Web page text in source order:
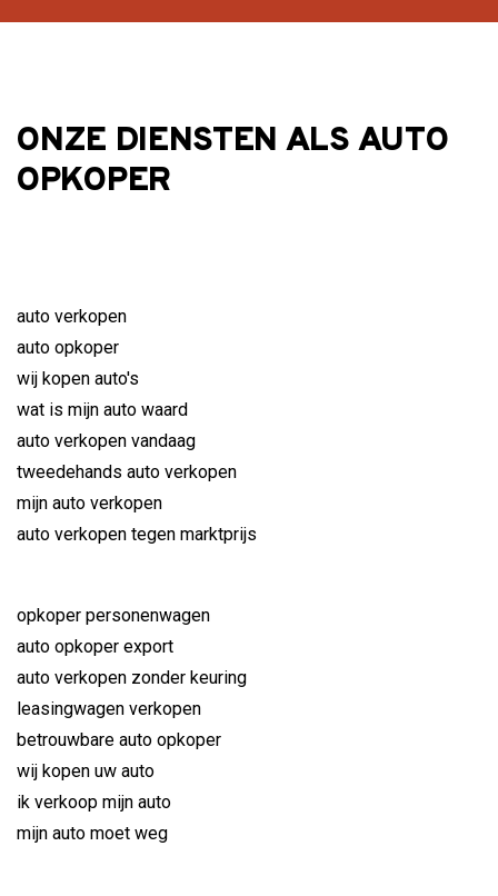
ONZE DIENSTEN ALS AUTO
OPKOPER
auto verkopen
auto opkoper
wij kopen auto's
wat is mijn auto waard
auto verkopen vandaag
tweedehands auto verkopen
mijn auto verkopen
auto verkopen tegen marktprijs
opkoper personenwagen
auto opkoper export
auto verkopen zonder keuring
leasingwagen verkopen
betrouwbare auto opkoper
wij kopen uw auto
ik verkoop mijn auto
mijn auto moet weg